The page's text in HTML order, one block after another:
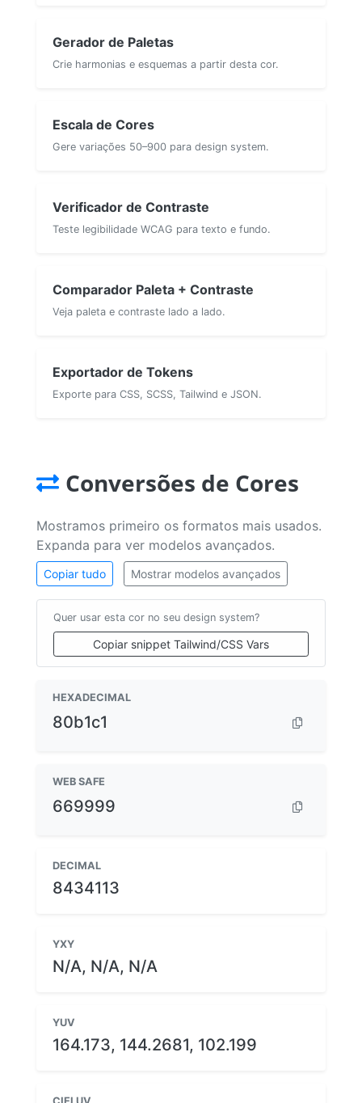
Gerador de Paletas
Crie harmonias e esquemas a partir desta cor.
Escala de Cores
Gere variações 50–900 para design system.
Verificador de Contraste
Teste legibilidade WCAG para texto e fundo.
Comparador Paleta + Contraste
Veja paleta e contraste lado a lado.
Exportador de Tokens
Exporte para CSS, SCSS, Tailwind e JSON.
Conversões de Cores
Mostramos primeiro os formatos mais usados.
Expanda para ver modelos avançados.
Copiar tudo Mostrar modelos avançados
Quer usar esta cor no seu design system?
Copiar snippet Tailwind/CSS Vars
HEXADECIMAL
80b1c1
WEB SAFE
669999
DECIMAL
8434113
YXY
N/A, N/A, N/A
YUV
164.173, 144.2681, 102.199
CIELUV